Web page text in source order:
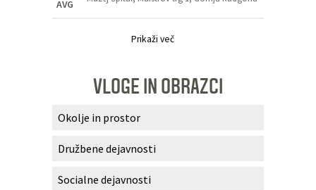
AVG
Prikaži več
VLOGE IN OBRAZCI
Okolje in prostor
Družbene dejavnosti
Socialne dejavnosti